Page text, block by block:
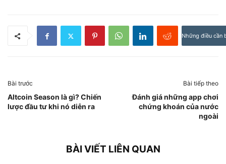
Những điều cần
Bài trước
Altcoin Season là gì? Chiến
lược đầu tư khi nó diễn ra
Bài tiếp theo
Đánh giá những app chơi
chứng khoán của nước
ngoài
BÀI VIẾT LIÊN QUAN